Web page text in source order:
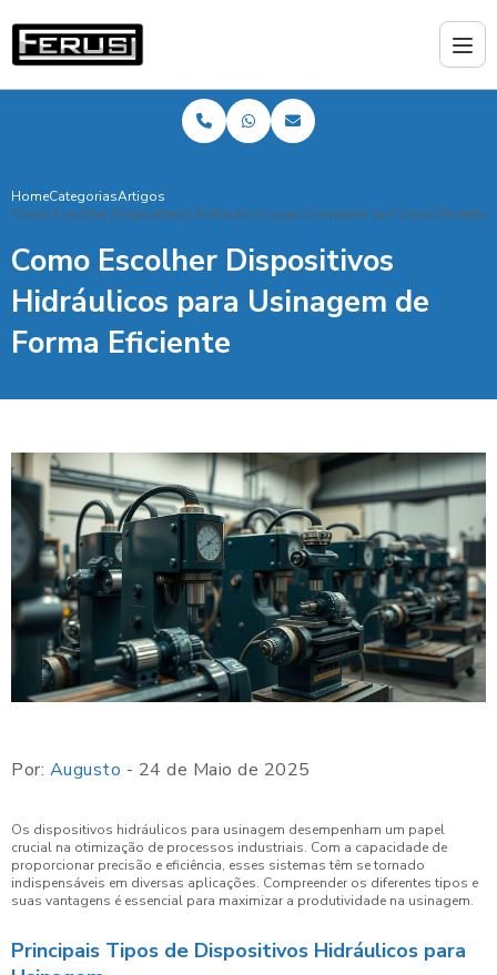
HomeCategoriasArtigos
Como Escolher Dispositivos Hidráulicos para Usinagem de Forma Eficiente
Como Escolher Dispositivos
Hidráulicos para Usinagem de
Forma Eficiente
Por: Augusto - 24 de Maio de 2025
Os dispositivos hidráulicos para usinagem desempenham um papel
crucial na otimização de processos industriais. Com a capacidade de
proporcionar precisão e eficiência, esses sistemas têm se tornado
indispensáveis em diversas aplicações. Compreender os diferentes tipos e
suas vantagens é essencial para maximizar a produtividade na usinagem.
Principais Tipos de Dispositivos Hidráulicos para